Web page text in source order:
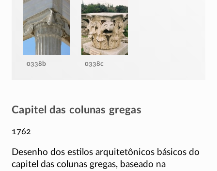
0338b 0338c
Capitel das colunas gregas
1762
Desenho dos estilos arquitetônicos básicos do
capitel das colunas gregas, baseado na